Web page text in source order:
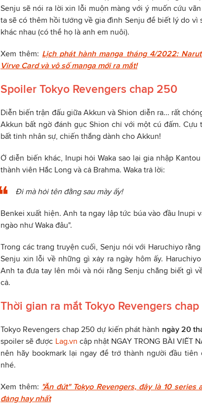
Senju sẽ nói ra lời xin lỗi muộn màng với ý muốn cứu
ta sẽ có thêm hồi tưởng về gia đình Senju để biết lý do vì
khác nhau (có thể họ là anh em nuôi).
Xem thêm: Lịch phát hành manga tháng 4/2022:
Virve Card và vô số manga mới ra mắt!
Spoiler Tokyo Revengers chap 250
Diễn biến trận đấu giữa Akkun và Shion diễn ra... rất
Akkun bất ngờ đánh gục Shion chỉ với một cú đấm. Cựu
bất tỉnh nhân sự, chiến thắng dành cho Akkun!
Ở diễn biến khác, Inupi hỏi Waka sao lại gia nhập
thành viên Hắc Long và cả Brahma. Waka trả lời:
Đi mà hỏi tên đằng sau mày ấy!
Benkei xuất hiện. Anh ta ngay lập tức búa vào đầu Inupi
ngào như Waka đâu".
Trong các trang truyện cuối, Senju nói với Haruchiyo
Senju xin lỗi về những gì xảy ra ngày hôm ấy.
Anh ta đưa tay lên môi và nói rằng Senju chẳng biết gì
cả.
Thời gian ra mắt Tokyo Revengers
Tokyo Revengers chap 250 dự kiến phát hành ngày 20
spoiler sẽ được Lag.vn cập nhật NGAY TRONG BÀI VIẾT
nên hãy bookmark lại ngay để trở thành người đầu
nhé.
Xem thêm: "Ăn đứt" Tokyo Revengers, đây là 10 series
đảng hay nhất